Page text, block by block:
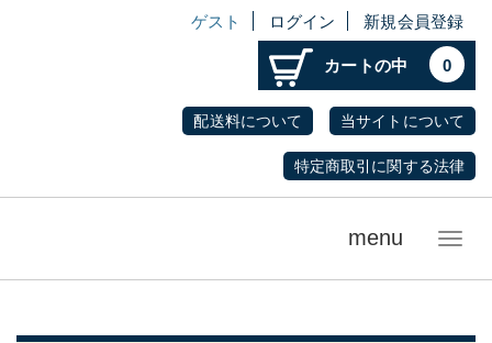
ゲスト ログイン 新規会員登録
カートの中 0
配送料について 当サイトについて
特定商取引に関する法律
メ
menu